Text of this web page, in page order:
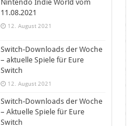
Nintendo Indie World vom
11.08.2021
12. August 2021
Switch-Downloads der Woche
– aktuelle Spiele für Eure
Switch
12. August 2021
Switch-Downloads der Woche
– Aktuelle Spiele für Eure
Switch